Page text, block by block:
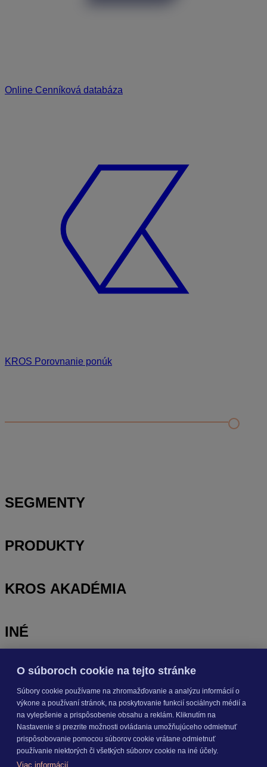
Online Cenníková databáza
KROS Porovnanie ponúk
Nastavenie šanónov
SEGMENTY
PRODUKTY
KROS AKADÉMIA
INÉ
OdoberajteNOVINKY
O nás
Prihlásiť sa
O súboroch cookie na tejto stránke
Súbory cookie používame na zhromažďovanie a analýzu informácií o
výkone a používaní stránok, na poskytovanie funkcií sociálnych médií a
na vylepšenie a prispôsobenie obsahu a reklám. Kliknutím na
Nastavenie si prezrite možnosti ovládania umožňujúceho odmietnuť
prispôsobovanie pomocou súborov cookie vrátane odmietnuť
používanie niektorých či všetkých súborov cookie na iné účely.
Viac informácií